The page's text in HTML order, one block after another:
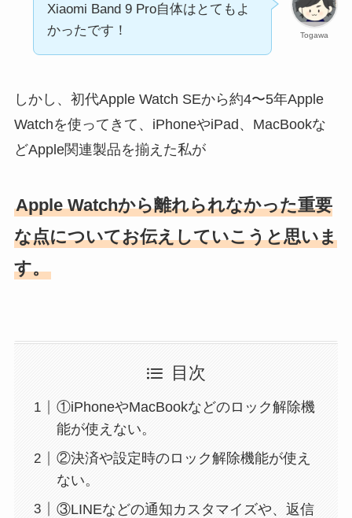
Togawa
Xiaomi Band 9 Pro自体はとてもよ
かったです！
しかし、初代Apple Watch SEから約4〜5年Apple
Watchを使ってきて、iPhoneやiPad、MacBookな
どApple関連製品を揃えた私が
Apple Watchから離れられなかった重要
な点についてお伝えしていこうと思いま
す。
目次
①iPhoneやMacBookなどのロック解除機
能が使えない。
②決済や設定時のロック解除機能が使え
ない。
③LINEなどの通知カスタマイズや、返信